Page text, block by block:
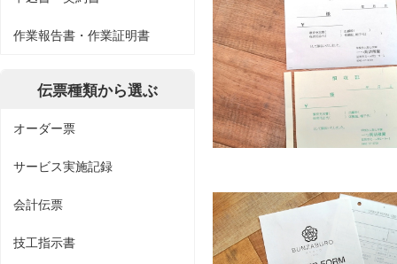
作業報告書・作業証明書
伝票種類から選ぶ
オーダー票
サービス実施記録
会計伝票
技工指示書